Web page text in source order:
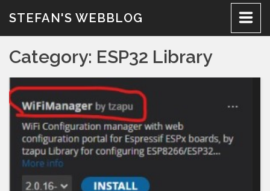
STEFAN'S WEBBLOG
Category: ESP32 Library